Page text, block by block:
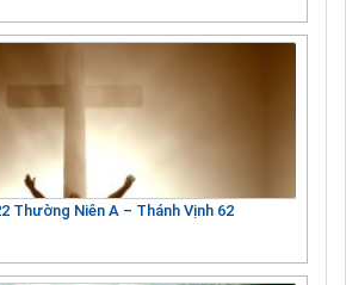
Thường Niên A – Thánh Vịnh 62